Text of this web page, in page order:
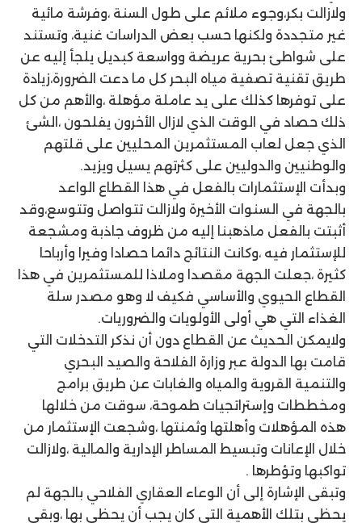
ولازالت بكر،وجوء ملائم على طول السنة ،وفرشة مائية
غير متجددة ولكنها حسب بعض الدراسات غنية، وتستند
على شواطئ بحرية عريضة وواسعة كبديل يلجأ إليه عن
طريق تقنية تصفية مياه البحر كل ما دعت الضرورة،زيادة
على توفرها كذلك على يد عاملة مؤهلة ،والأهم من كل
ذلك حصاد في الوقت الذي لازال الأخرون يفلحون ،الشئ
الذي جعل لعاب المستثمرين المحليين على قلتهم
والوطنيين والدوليين على كثرتهم يسيل ويزيد.
وبدأت الإستثمارات بالفعل في هذا القطاع الواعد
بالجهة في السنوات الأخيرة ولازالت تتواصل وتتوسع،وقد
أثبتت بالفعل ماذهبنا إليه من ظروف جاذبة ومشجعة
للإستثمار فيه ،وكانت النتائج دائما حصادا وفيرا وأرباحا
كثيرة ،جعلت الجهة مقصدا وملاذا للمستثمرين في هذا
القطاع الحيوي والأساسي فكيف لا وهو مصدر سلة
الغذاء التي هي أولى الأولويات والضروريات.
ولايمكن الحديث عن القطاع دون أن نذكر التدخلات التي
قامت بها الدولة عبر وزارة الفلاحة والصيد البحري
والتنمية القروية والمياه والغابات عن طريق برامج
ومخططات وإستراتجيات طموحة، سوقت من خلالها
هذه المؤهلات وأهلتها وثمنتها ،وشجعت الإستثمار من
خلال الإعانات وتبسيط المساطر الإدارية والمالية ،ولازالت
تواكبها وتؤطرها .
وتبقى الإشارة إلى أن الوعاء العقاري الفلاحي بالجهة لم
يحظى بتلك الأهمية التي كان يجب أن يحظى بها ،وبقي